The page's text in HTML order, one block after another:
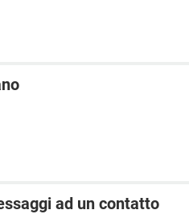
ad un contatto